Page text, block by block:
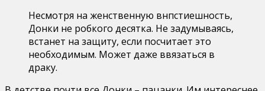
Несмотря на женственную внпстиешность,
Донки не робкого десятка. Не задумываясь,
встанет на защиту, если посчитает это
необходимым. Может даже ввязаться в
драку.